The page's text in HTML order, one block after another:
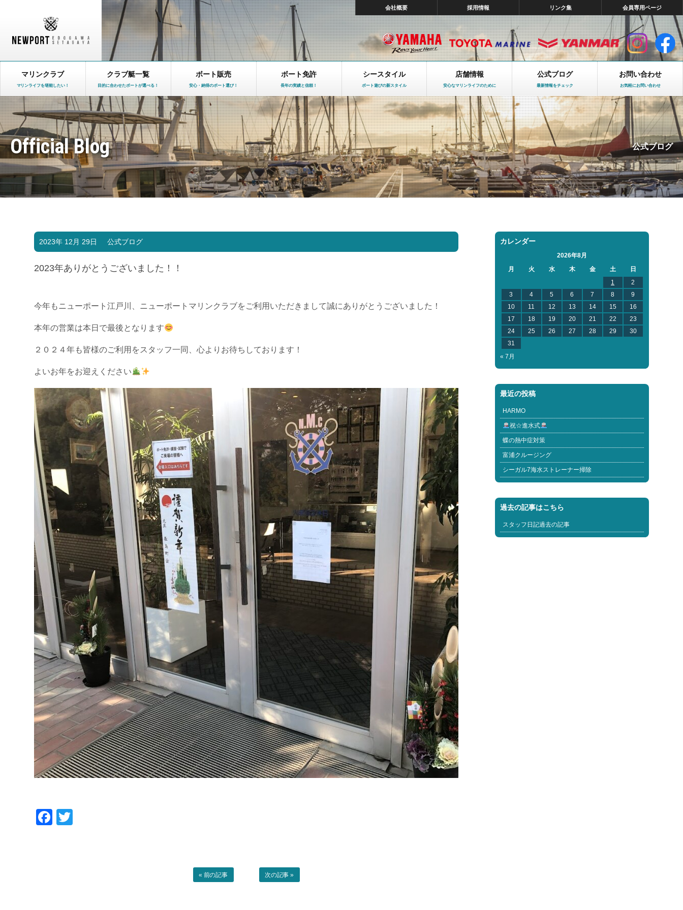
会社概要 採用情報 リンク集 会員専用ページ
マリンクラブ
マリンライフを堪能したい！
クラブ艇一覧
目的に合わせたボートが選べる！
ボート販売
安心・納得のボート選び！
ボート免許
長年の実績と信頼！
シースタイル
ボート遊びの新スタイル
店舗情報
安心なマリンライフのために
公式ブログ
最新情報をチェック
お問い合わせ
お気軽にお問い合わせ
Official Blog 公式ブログ
2023年 12月 29日 公式ブログ
2023年ありがとうございました！！
今年もニューポート江戸川、ニューポートマリンクラブをご利用いただきまして誠にありがとうございました！
本年の営業は本日で最後となります
２０２４年も皆様のご利用をスタッフ一同、心よりお待ちしております！
よいお年をお迎えください
Facebook
« 前の記事 次の記事 »
カレンダー
2026年8月
月
火 水 木 金 土
日
1
2
3
4 5 6 7 8
9
10
11 12 13 14 15
16
17
18 19 20 21 22
23
24
25 26 27 28 29
30
31
« 7月
最近の投稿
HARMO
祝☆進水式
蝶の熱中症対策
富浦クルージング
シーガル7海水ストレーナー掃除
過去の記事はこちら
スタッフ日記過去の記事